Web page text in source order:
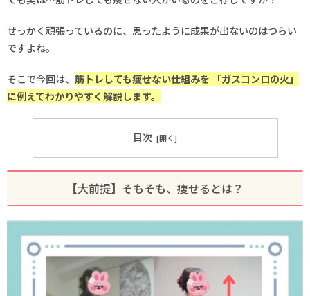
せっかく頑張っているのに、思ったように成果が出ないのはつらい
ですよね。
そこで今回は、 筋トレしても痩せない仕組みを 「ガスコンロの火」
に例えてわかりやすく解説します。
目次
【大前提】そもそも、痩せるとは？